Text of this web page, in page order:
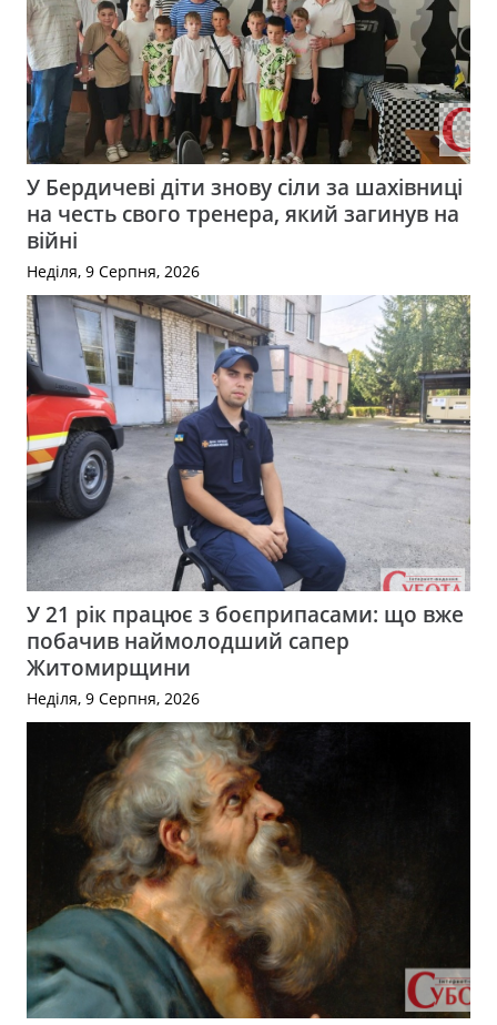
У Бердичеві діти знову сіли за шахівниці
на честь свого тренера, який загинув на
війні
Неділя, 9 Серпня, 2026
У 21 рік працює з боєприпасами: що вже
побачив наймолодший сапер
Житомирщини
Неділя, 9 Серпня, 2026